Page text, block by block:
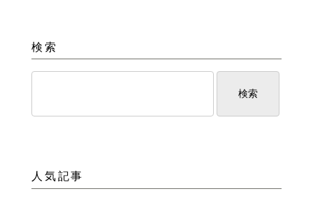
検索
人気記事